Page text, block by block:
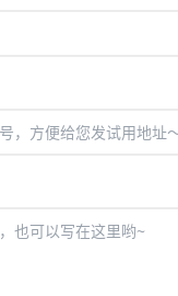
可以更好地
学习平台
使用学习平
情况。而把
学习时间控
课程的时间情